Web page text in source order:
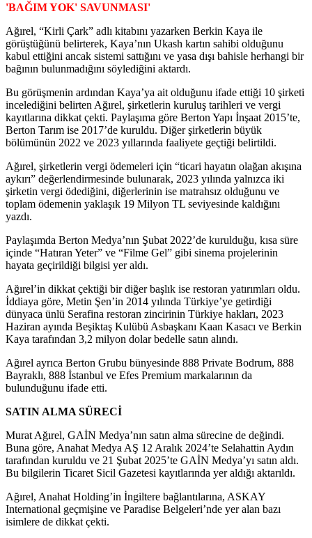
'BAĞIM YOK' SAVUNMASI'
Ağırel, “Kirli Çark” adlı kitabını yazarken Berkin Kaya ile
görüştüğünü belirterek, Kaya’nın Ukash kartın sahibi olduğunu
kabul ettiğini ancak sistemi sattığını ve yasa dışı bahisle herhangi bir
bağının bulunmadığını söylediğini aktardı.
Bu görüşmenin ardından Kaya’ya ait olduğunu ifade ettiği 10 şirketi
incelediğini belirten Ağırel, şirketlerin kuruluş tarihleri ve vergi
kayıtlarına dikkat çekti. Paylaşıma göre Berton Yapı İnşaat 2015’te,
Berton Tarım ise 2017’de kuruldu. Diğer şirketlerin büyük
bölümünün 2022 ve 2023 yıllarında faaliyete geçtiği belirtildi.
Ağırel, şirketlerin vergi ödemeleri için “ticari hayatın olağan akışına
aykırı” değerlendirmesinde bulunarak, 2023 yılında yalnızca iki
şirketin vergi ödediğini, diğerlerinin ise matrahsız olduğunu ve
toplam ödemenin yaklaşık 19 Milyon TL seviyesinde kaldığını
yazdı.
Paylaşımda Berton Medya’nın Şubat 2022’de kurulduğu, kısa süre
içinde “Hatıran Yeter” ve “Filme Gel” gibi sinema projelerinin
hayata geçirildiği bilgisi yer aldı.
Ağırel’in dikkat çektiği bir diğer başlık ise restoran yatırımları oldu.
İddiaya göre, Metin Şen’in 2014 yılında Türkiye’ye getirdiği
dünyaca ünlü Serafina restoran zincirinin Türkiye hakları, 2023
Haziran ayında Beşiktaş Kulübü Asbaşkanı Kaan Kasacı ve Berkin
Kaya tarafından 3,2 milyon dolar bedelle satın alındı.
Ağırel ayrıca Berton Grubu bünyesinde 888 Private Bodrum, 888
Bayraklı, 888 İstanbul ve Efes Premium markalarının da
bulunduğunu ifade etti.
SATIN ALMA SÜRECİ
Murat Ağırel, GAİN Medya’nın satın alma sürecine de değindi.
Buna göre, Anahat Medya AŞ 12 Aralık 2024’te Selahattin Aydın
tarafından kuruldu ve 21 Şubat 2025’te GAİN Medya’yı satın aldı.
Bu bilgilerin Ticaret Sicil Gazetesi kayıtlarında yer aldığı aktarıldı.
Ağırel, Anahat Holding’in İngiltere bağlantılarına, ASKAY
International geçmişine ve Paradise Belgeleri’nde yer alan bazı
isimlere de dikkat çekti.